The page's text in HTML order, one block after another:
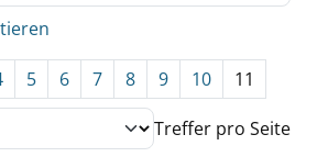
5 6 7 8 9 10 11
Treffer pro Seite